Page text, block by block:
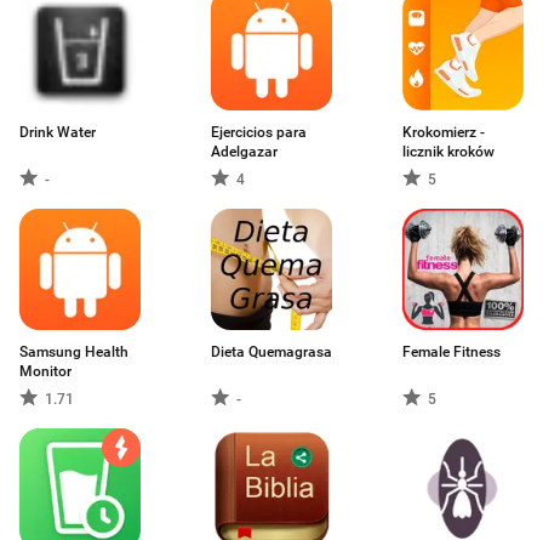
Drink Water
-
Ejercicios para
Adelgazar
4
Krokomierz -
licznik kroków
5
Samsung Health
Monitor
1.71
Dieta Quemagrasa
-
Female Fitness
5